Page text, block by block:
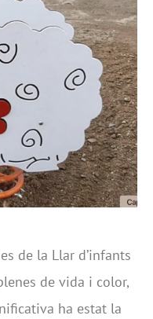
de la Llar d’infants
de vida i color,
ha estat la